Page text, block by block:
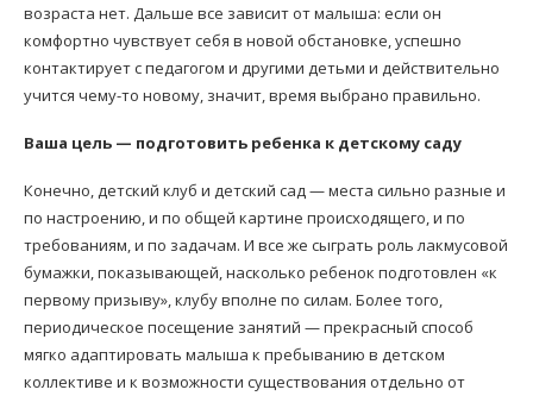
возраста нет. Дальше все зависит от малыша: если он
комфортно чувствует себя в новой обстановке, успешно
контактирует с педагогом и другими детьми и действительно
учится чему-то новому, значит, время выбрано правильно.
Ваша цель — подготовить ребенка к детскому саду
Конечно, детский клуб и детский сад — места сильно разные и
по настроению, и по общей картине происходящего, и по
требованиям, и по задачам. И все же сыграть роль лакмусовой
бумажки, показывающей, насколько ребенок подготовлен «к
первому призыву», клубу вполне по силам. Более того,
периодическое посещение занятий — прекрасный способ
мягко адаптировать малыша к пребыванию в детском
коллективе и к возможности существования отдельно от